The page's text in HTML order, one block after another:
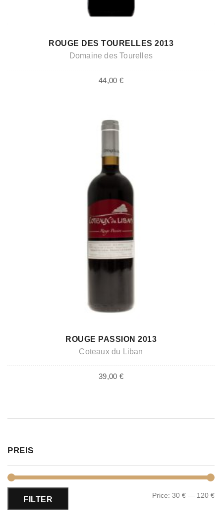
ADD TO CART
ROUGE DES TOURELLES 2013
Domaine des Tourelles
44,00 €
ADD TO CART
ROUGE PASSION 2013
Coteaux du Liban
39,00 €
PREIS
FILTER Price: 30 € — 120 €